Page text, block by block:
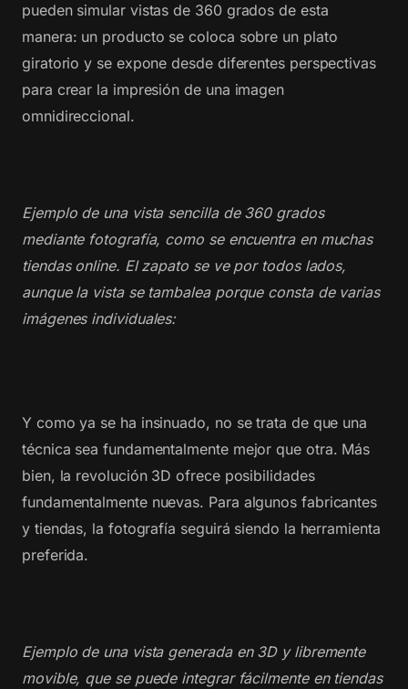
pueden simular vistas de 360 grados de esta
manera: un producto se coloca sobre un plato
giratorio y se expone desde diferentes perspectivas
para crear la impresión de una imagen
omnidireccional.
Ejemplo de una vista sencilla de 360 grados
mediante fotografía, como se encuentra en muchas
tiendas online. El zapato se ve por todos lados,
aunque la vista se tambalea porque consta de varias
imágenes individuales:
Y como ya se ha insinuado, no se trata de que una
técnica sea fundamentalmente mejor que otra. Más
bien, la revolución 3D ofrece posibilidades
fundamentalmente nuevas. Para algunos fabricantes
y tiendas, la fotografía seguirá siendo la herramienta
preferida.
Ejemplo de una vista generada en 3D y libremente
movible, que se puede integrar fácilmente en tiendas